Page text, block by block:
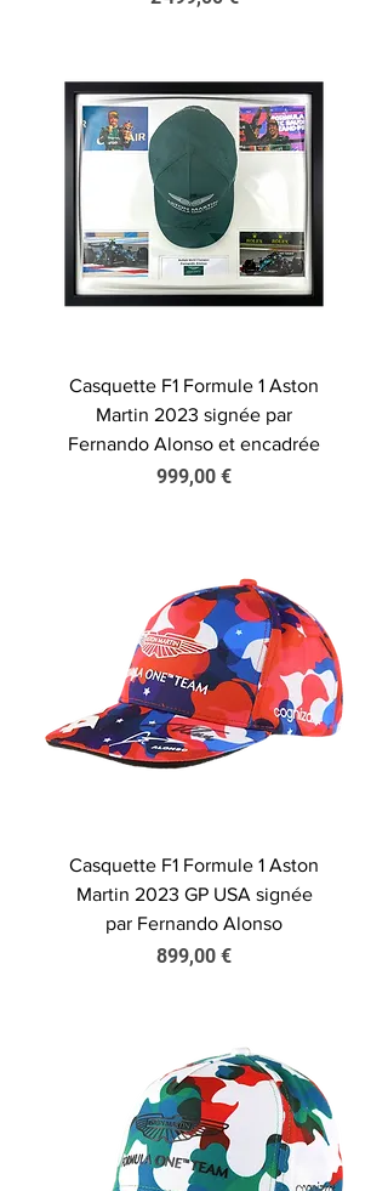
Casquette F1 Formule 1 Aston
Martin 2023 signée par
Fernando Alonso et encadrée
Prix
999,00 €
Casquette F1 Formule 1 Aston
Martin 2023 GP USA signée
par Fernando Alonso
Prix
899,00 €